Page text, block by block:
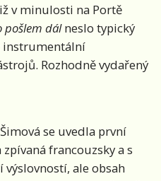
v minulosti na Portě
pošlem dálneslo typický
instrumentální
Rozhodně vydařený
se uvedla první
francouzsky a s
ale obsah